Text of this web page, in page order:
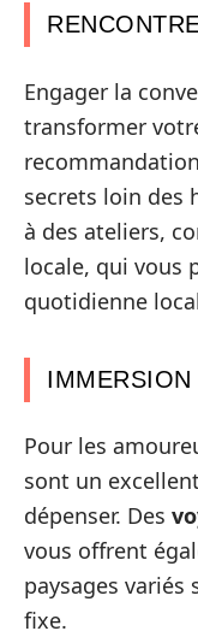
Engager la
transformer
secrets loin des
à des ateliers,
locale, qui vous
quotidienne
IMMERSION
Pour les
sont un
dépenser. Des
vous offrent
paysages variés
fixe.